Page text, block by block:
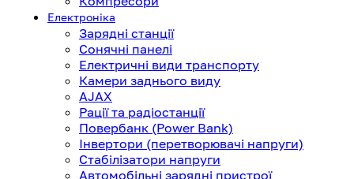
Електроніка
Зарядні станції
Сонячні панелі
Електричні види транспорту
Камери заднього виду
AJAX
Рації та радіостанції
Повербанк (Power Bank)
Інвертори (перетворювачі напруги)
Стабілізатори напруги
Автомобільні зарядні пристрої